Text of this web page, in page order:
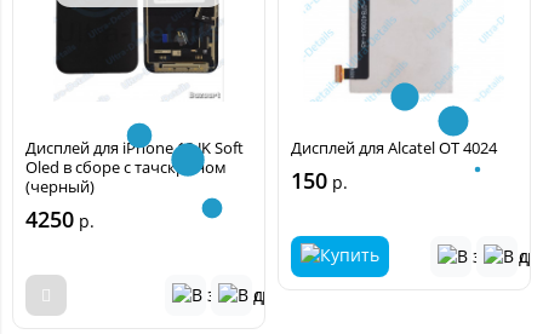
Дисплей для iPhone 13 JK Soft
Oled в сборе с тачскрином
(черный)
4250 р.
Дисплей для Alcatel OT 4024
150 р.